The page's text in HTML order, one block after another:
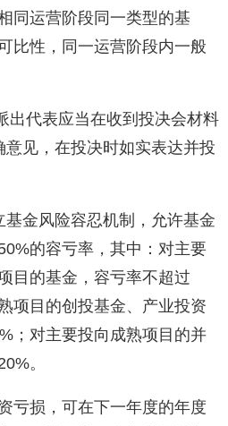
同运营阶段同一类型的基
比性，同一运营阶段内一般
出代表应当在收到投决会材料
见，在投决时如实表达并投
基金风险容忍机制，允许基金
的容亏率，其中：对主要
目的基金，容亏率不超过
项目的创投基金、产业投资
；对主要投向成熟项目的并
。
损，可在下一年度的年度